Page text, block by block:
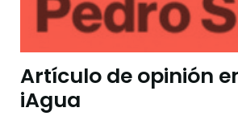
Artículo de opinión
iAgua